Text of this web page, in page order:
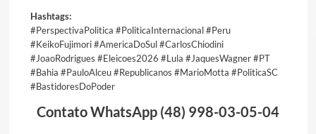
Hashtags:
#PerspectivaPolitica #PoliticaInternacional #Peru
#KeikoFujimori #AmericaDoSul #CarlosChiodini
#JoaoRodrigues #Eleicoes2026 #Lula #JaquesWagner #PT
#Bahia #PauloAlceu #Republicanos #MarioMotta #PoliticaSC
#BastidoresDoPoder
Contato WhatsApp (48) 998-03-05-04